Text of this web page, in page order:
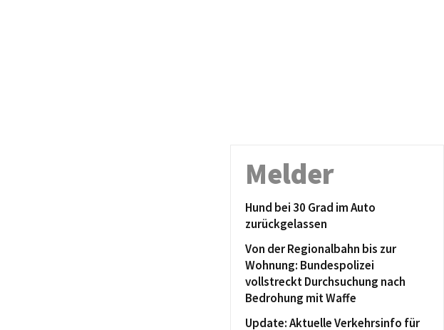
Melder
Hund bei 30 Grad im Auto
zurückgelassen
Von der Regionalbahn bis zur
Wohnung: Bundespolizei
vollstreckt Durchsuchung nach
Bedrohung mit Waffe
Update: Aktuelle Verkehrsinfo für